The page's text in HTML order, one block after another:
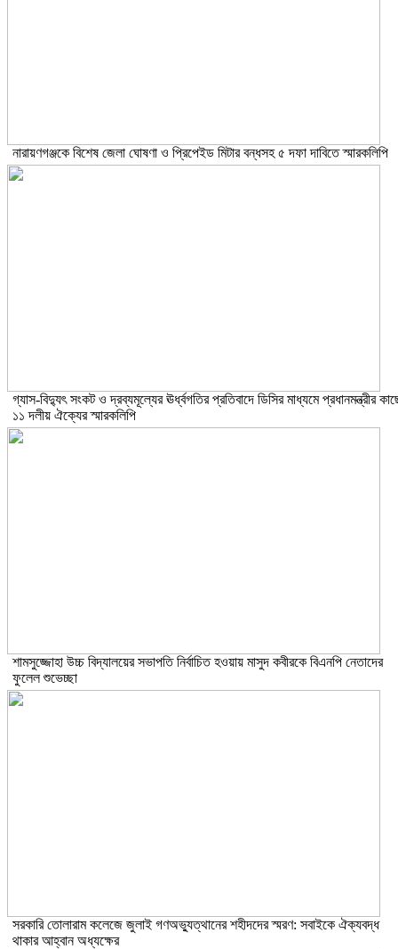
নারায়ণগঞ্জকে বিশেষ জেলা ঘোষণা ও প্রিপেইড মিটার বন্ধসহ ৫ দফা দাবিতে স্মারকলিপি
গ্যাস-বিদ্যুৎ সংকট ও দ্রব্যমূল্যের ঊর্ধ্বগতির প্রতিবাদে ডিসির মাধ্যমে প্রধানমন্ত্রীর
১১ দলীয় ঐক্যের স্মারকলিপি
শামসুজ্জোহা উচ্চ বিদ্যালয়ের সভাপতি নির্বাচিত হওয়ায় মাসুদ কবীরকে বিএনপি নেতাদের
ফুলেল শুভেচ্ছা
সরকারি তোলারাম কলেজে জুলাই গণঅভ্যুত্থানের শহীদদের স্মরণ: সবাইকে ঐক্যবদ্ধ
থাকার আহ্বান অধ্যক্ষের